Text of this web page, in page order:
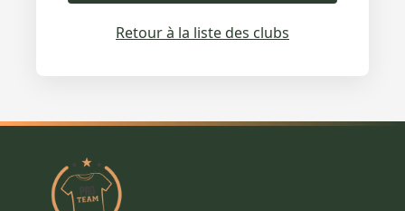
Retour à la liste des clubs